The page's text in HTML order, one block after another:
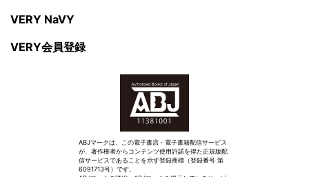
VERY NaVY
VERY会員登録
ABJマークは、この電子書店・電子書籍配信サービス
が、著作権者からコンテンツ使用許諾を得た正規版配
信サービスであることを示す登録商標（登録番号 第
6091713号）です。